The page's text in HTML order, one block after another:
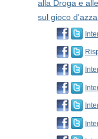
alla Droga e
sul gioco